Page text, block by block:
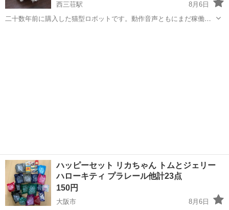
西三荘駅
8月6日
二十数年前に購入した猫型ロボットです。動作音声ともにまだ稼働し
ハッピーセット リカちゃん トムとジェリー
ハローキティ プラレール他計23点
150円
大阪市
8月6日